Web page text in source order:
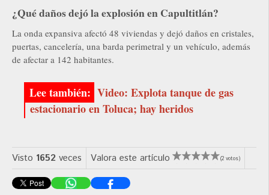
¿Qué daños dejó la explosión en Capultitlán?
La onda expansiva afectó 48 viviendas y dejó daños en cristales,
puertas, cancelería, una barda perimetral y un vehículo, además
de afectar a 142 habitantes.
Video: Explota tanque de gas
estacionario en Toluca; hay heridos
Visto 1652 veces Valora este artículo (2 votos)